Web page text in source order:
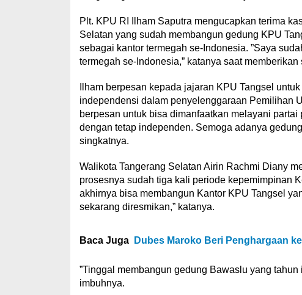
Plt. KPU RI Ilham Saputra mengucapkan terima
Selatan yang sudah membangun gedung KPU
sebagai kantor termegah se-Indonesia. ”Saya
termegah se-Indonesia,” katanya saat memberikan
Ilham berpesan kepada jajaran KPU Tangsel
independensi dalam penyelenggaraan Pemilihan
berpesan untuk bisa dimanfaatkan melayani
dengan tetap independen. Semoga adanya
singkatnya.
Walikota Tangerang Selatan Airin Rachmi Diany
prosesnya sudah tiga kali periode kepemimpinan
akhirnya bisa membangun Kantor KPU Tangsel
sekarang diresmikan,” katanya.
Baca Juga Dubes Maroko Beri Penghargaan
”Tinggal membangun gedung Bawaslu yang
imbuhnya.